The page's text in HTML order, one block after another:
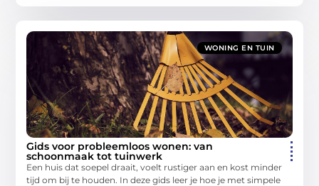
WONING EN TUIN
Gids voor probleemloos wonen: van
schoonmaak tot tuinwerk
Een huis dat soepel draait, voelt rustiger aan en kost minder
tijd om bij te houden. In deze gids leer je hoe je met simpele